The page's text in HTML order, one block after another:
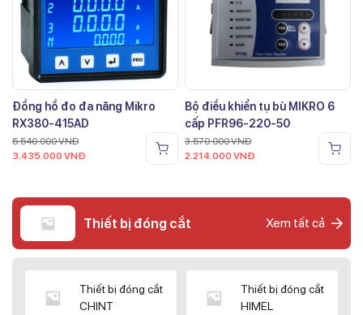
Đồng hồ đo đa năng Mikro
RX380-415AD
5.540.000VNĐ
3.435.000 VNĐ
Bộ điều khiển tụ bù MIKRO 6
cấp PFR96-220-50
3.570.000VNĐ
2.214.000 VNĐ
Thiết bị đóng cắt Xem tất cả
Thiết bị đóng cắt
CHINT
Thiết bị đóng cắt
HIMEL